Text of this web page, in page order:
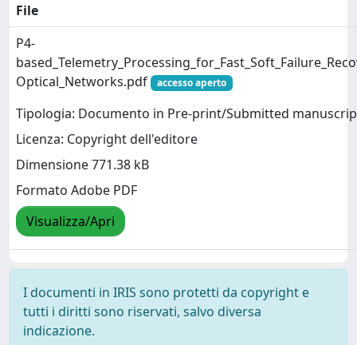
File
P4-
Optical_Networks.pdf
accesso aperto
Tipologia: Documento in Pre-print/Submitted
Licenza: Copyright dell'editore
Dimensione 771.38 kB
Formato Adobe PDF
Visualizza/Apri
I documenti in IRIS sono protetti da copyright e
tutti i diritti sono riservati, salvo diversa
indicazione.